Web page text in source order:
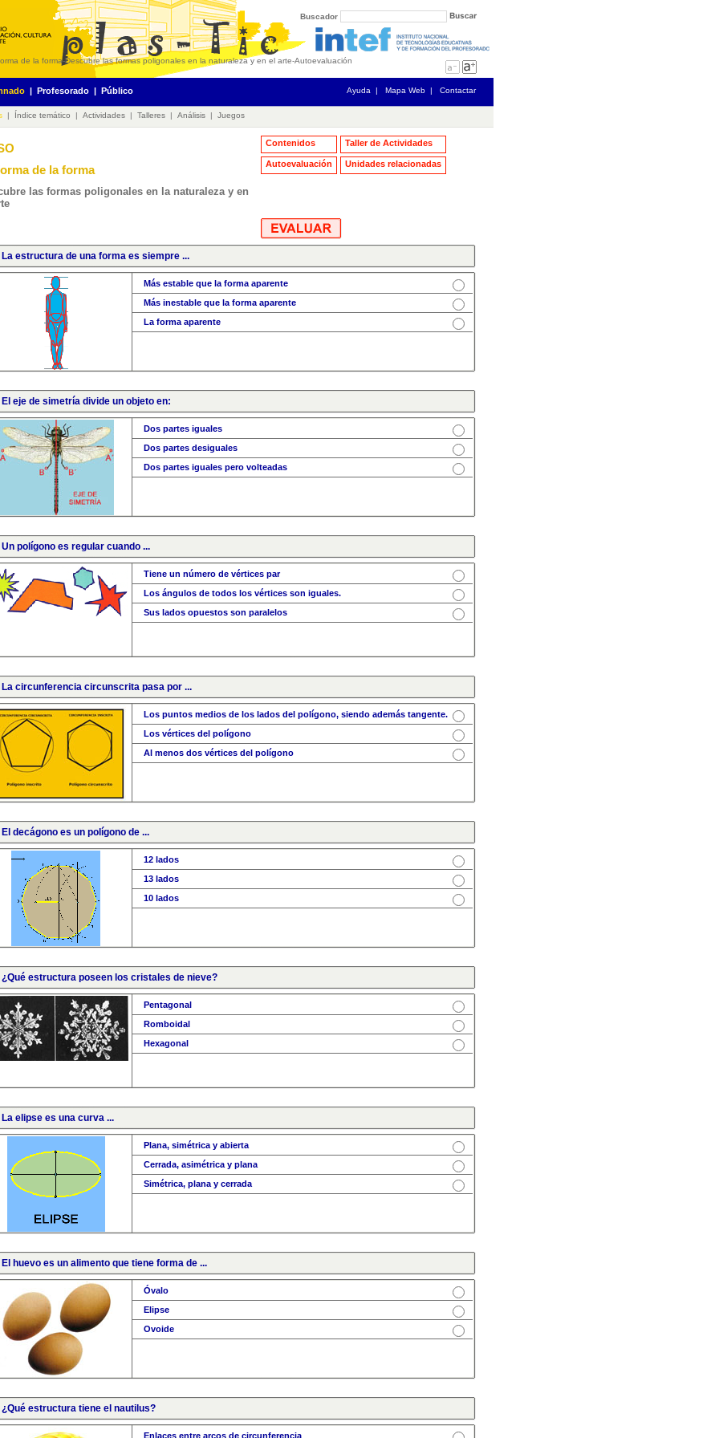
Buscador
de la forma-Descubre las formas poligonales en la naturaleza y en el arte-Autoevaluación
| Profesorado | Público Ayuda | Mapa Web | Contactar
| Índice temático | Actividades | Talleres | Análisis | Juegos
Contenidos Taller de Actividades
Autoevaluación Unidades relacionadas
de la forma
las formas poligonales en la naturaleza y en
La estructura de una forma es siempre ...
Más estable que la forma aparente
Más inestable que la forma aparente
La forma aparente
El eje de simetría divide un objeto en:
Dos partes iguales
Dos partes desiguales
Dos partes iguales pero volteadas
Un polígono es regular cuando ...
Tiene un número de vértices par
Los ángulos de todos los vértices son iguales.
Sus lados opuestos son paralelos
La circunferencia circunscrita pasa por ...
Los puntos medios de los lados del polígono, siendo además tangente.
Los vértices del polígono
Al menos dos vértices del polígono
El decágono es un polígono de ...
12 lados
13 lados
10 lados
¿Qué estructura poseen los cristales de nieve?
Pentagonal
Romboidal
Hexagonal
La elipse es una curva ...
Plana, simétrica y abierta
Cerrada, asimétrica y plana
Simétrica, plana y cerrada
El huevo es un alimento que tiene forma de ...
Óvalo
Elipse
Ovoide
¿Qué estructura tiene el nautilus?
Enlaces entre arcos de circunferencia